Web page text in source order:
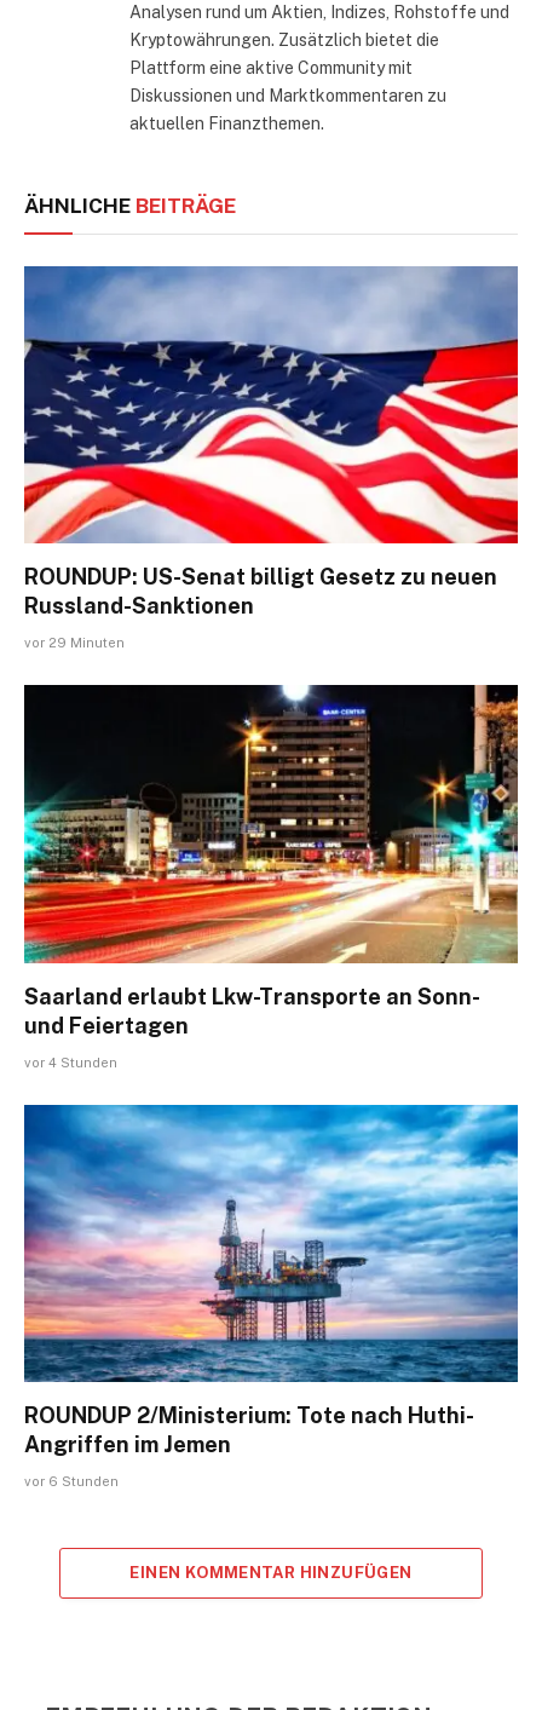
Analysen rund um Aktien, Indizes, Rohstoffe und
Kryptowährungen. Zusätzlich bietet die
Plattform eine aktive Community mit
Diskussionen und Marktkommentaren zu
aktuellen Finanzthemen.
ÄHNLICHE BEITRÄGE
ROUNDUP: US-Senat billigt Gesetz zu neuen
Russland-Sanktionen
vor 29 Minuten
Saarland erlaubt Lkw-Transporte an Sonn-
und Feiertagen
vor 4 Stunden
ROUNDUP 2/Ministerium: Tote nach Huthi-
Angriffen im Jemen
vor 6 Stunden
EINEN KOMMENTAR HINZUFÜGEN